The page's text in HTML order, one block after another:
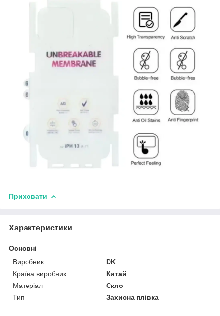
Приховати
Характеристики
Основні
Виробник
DK
Країна виробник
Китай
Матеріал
Скло
Тип
Захисна плівка